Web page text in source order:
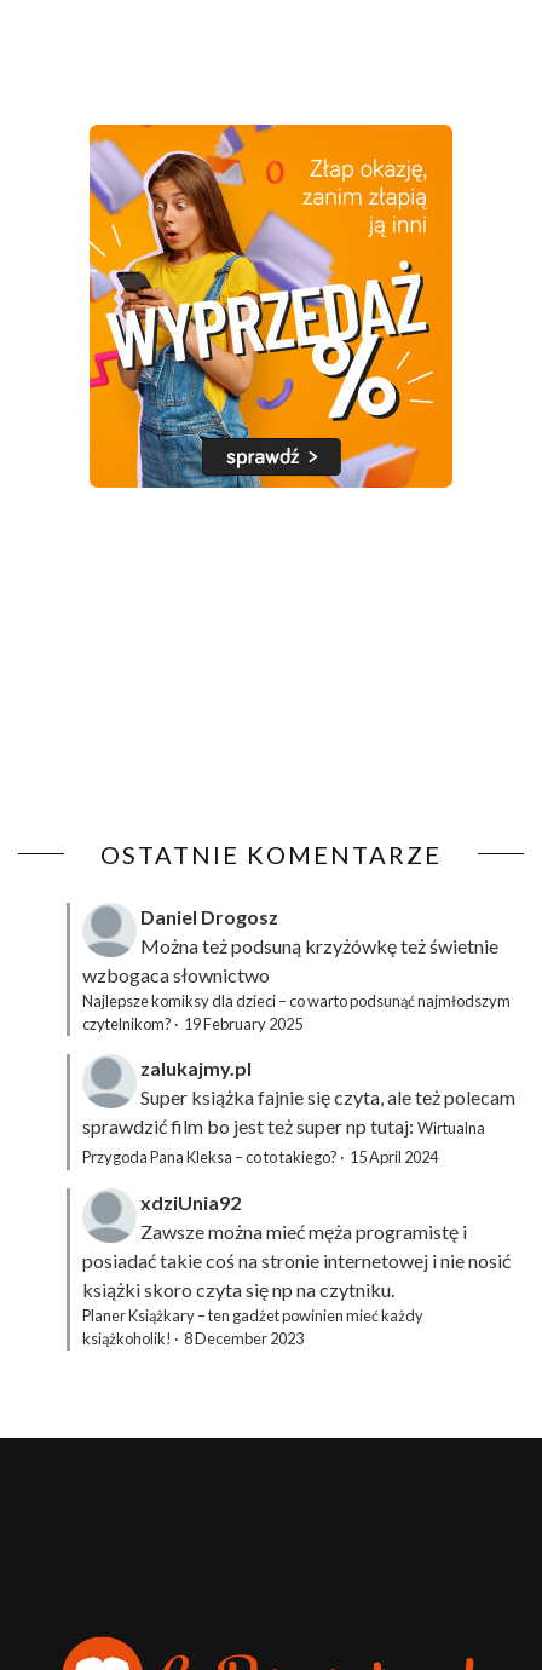
OSTATNIE KOMENTARZE
Daniel Drogosz
Można też podsuną krzyżówkęteż świetnie
wzbogaca słownictwo
Najlepsze komiksy dla dzieci – co warto podsunąć najmłodszym
czytelnikom? · 19 February 2025
zalukajmy.pl
Super książka fajnie się czyta, ale też polecam
sprawdzić film bo jest też super np tutaj: Wirtualna
Przygoda Pana Kleksa – co to takiego? · 15 April 2024
xdziUnia92
Zawsze można mieć męża programistę i
posiadać takie coś na stronie internetowej i nie nosić
książki skoro czyta się np na czytniku.
Planer Książkary – ten gadżet powinien mieć każdy
książkoholik! · 8 December 2023